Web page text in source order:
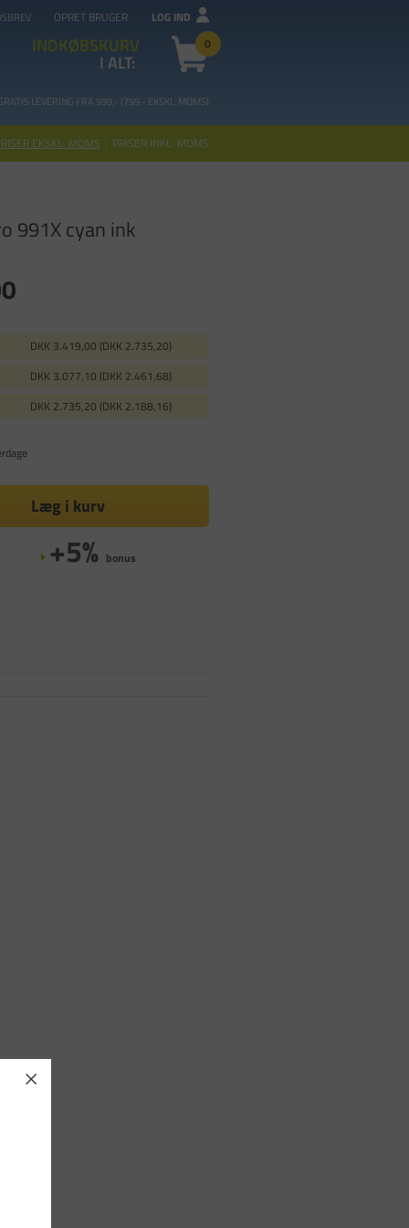
OPRET BRUGER LOG IND
INDKØBSKURV 0
I ALT:
LEVERING FRA 999,- (799,- EKSKL. MOMS)
EKSKL. MOMS | PRISER INKL. MOMS
991X cyan ink
DKK 3.419,00 (DKK 2.735,20)
DKK 3.077,10 (DKK 2.461,68)
DKK 2.735,20 (DKK 2.188,16)
Læg i kurv
+5% bonus